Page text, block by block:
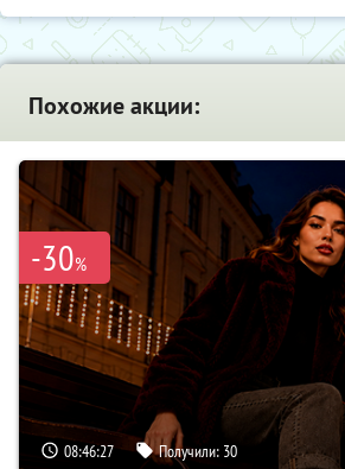
Похожие акции:
-30%
08:46:26 Получили: 30